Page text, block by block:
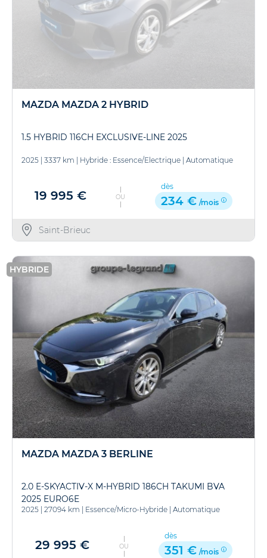
MAZDA MAZDA 2 HYBRID
1.5 HYBRID 116CH EXCLUSIVE-LINE 2025
2025 | 3337 km | Hybride : Essence/Electrique | Automatique
19 995 € OU
dès
234 € /mois
Saint-Brieuc
HYBRIDE
MAZDA MAZDA 3 BERLINE
2.0 E-SKYACTIV-X M-HYBRID 186CH TAKUMI BVA
2025 EURO6E
2025 27094 km Essence/Micro-Hybride Automatique
29 995 € OU
dès
351 € /mois